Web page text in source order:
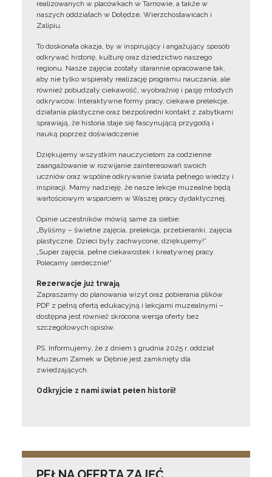
realizowanych w placówkach w Tarnowie, a także w
naszych oddziałach w Dołędze, Wierzchosławicach i
Zalipiu.
To doskonała okazja, by w inspirujący i angażujący sposób
odkrywać historię, kulturę oraz dziedzictwo naszego
regionu. Nasze zajęcia zostały starannie opracowane tak,
aby nie tylko wspierały realizację programu nauczania, ale
również pobudzały ciekawość, wyobraźnię i pasję młodych
odkrywców. Interaktywne formy pracy, ciekawe prelekcje,
działania plastyczne oraz bezpośredni kontakt z zabytkami
sprawiają, że historia staje się fascynującą przygodą i
nauką poprzez doświadczenie.
Dziękujemy wszystkim nauczycielom za codzienne
zaangażowanie w rozwijanie zainteresowań swoich
uczniów oraz wspólne odkrywanie świata pełnego wiedzy i
inspiracji. Mamy nadzieję, że nasze lekcje muzealne będą
wartościowym wsparciem w Waszej pracy dydaktycznej.
Opinie uczestników mówią same za siebie:
„Byliśmy – świetne zajęcia, prelekcja, przebieranki, zajęcia
plastyczne. Dzieci były zachwycone, dziękujemy!”
„Super zajęcia, pełne ciekawostek i kreatywnej pracy.
Polecamy serdecznie!”
Rezerwacje już trwają
Zapraszamy do planowania wizyt oraz pobierania plików
PDF z pełną ofertą edukacyjną i lekcjami muzealnymi –
dostępna jest również skrócona wersja oferty bez
szczegółowych opisów.
PS. Informujemy, że z dniem 1 grudnia 2025 r. oddział
Muzeum Zamek w Dębnie jest zamknięty dla
zwiedzających.
Odkryjcie z nami świat pełen historii!